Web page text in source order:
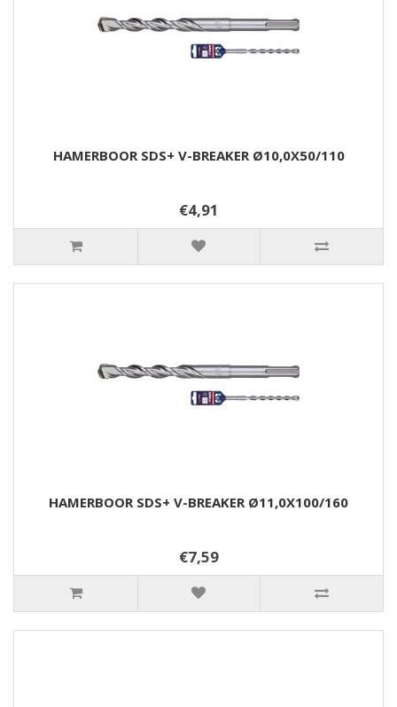
HAMERBOOR SDS+ V-BREAKER Ø10,0X50/110
€4,91
HAMERBOOR SDS+ V-BREAKER Ø11,0X100/160
€7,59